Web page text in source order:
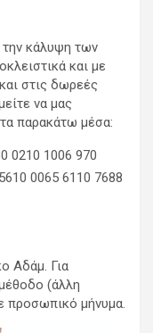
την κάλυψη των
και με
στις δωρεές
να μας
παρακάτω μέσα:
0210 1006 970
0065 6110 7688
Αδάμ. Για
(άλλη
προσωπικό μήνυμα.